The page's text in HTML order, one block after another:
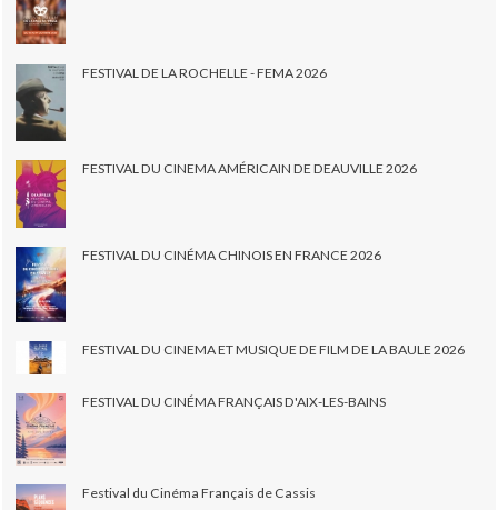
FESTIVAL DE LA ROCHELLE - FEMA 2026
FESTIVAL DU CINEMA AMÉRICAIN DE DEAUVILLE 2026
FESTIVAL DU CINÉMA CHINOIS EN FRANCE 2026
FESTIVAL DU CINEMA ET MUSIQUE DE FILM DE LA BAULE 2026
FESTIVAL DU CINÉMA FRANÇAIS D'AIX-LES-BAINS
Festival du Cinéma Français de Cassis